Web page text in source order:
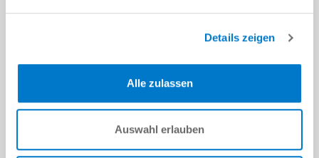
Details zeigen
Alle zulassen
Auswahl erlauben
Dans le domaine de l’automatisation, les solutions rapides et
construction de machines et d’installations est de plus en plus
basés sur Internet contribuent à la mise en œuvre planifiable de
la sécurité de production, de la productivité et de la réduction des
Cependant, les services numériques sont non seulement des
services supplémentaires pour le client, mais aussi des évolutions
numériques et technologiques conscientes de nos produits afin